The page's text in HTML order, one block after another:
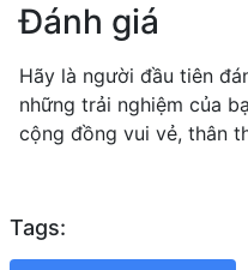
Đánh giá
Hãy là người đầu tiên
những trải nghiệm của
cộng đồng vui vẻ, thân
Tags: